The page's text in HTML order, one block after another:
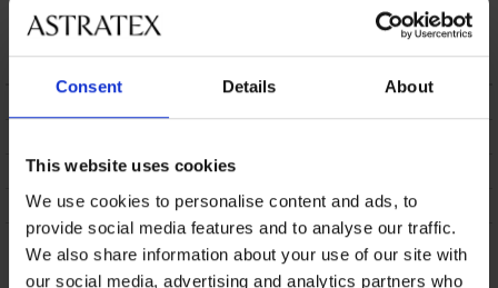
Consent Details About
This website uses cookies
We use cookies to personalise content and ads, to
provide social media features and to analyse our traffic.
We also share information about your use of our site with
our social media, advertising and analytics partners who
Highwaist Capri
18,89 €
Highwaist
20,29 €
RUILEN
ONDERHOUD EN WASSEN
Misschien vindt u dit ook leuk